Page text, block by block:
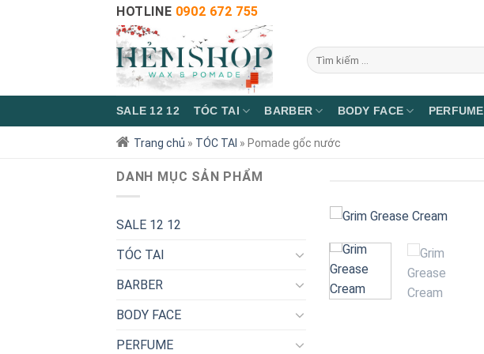
HOTLINE 0902 672 755
SALE 12 12 TÓC TAI BARBER BODY FACE PERFUME
Trang chủ » TÓC TAI » Pomade gốc nước
DANH MỤC SẢN PHẨM
SALE 12 12
TÓC TAI
BARBER
BODY FACE
PERFUME